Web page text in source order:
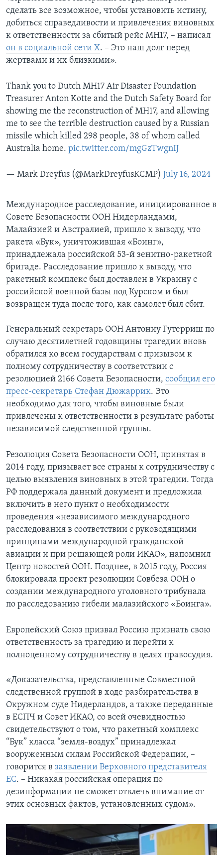
сделать все возможное, чтобы установить истину,
добиться справедливости и привлечения виновных
к ответственности за сбитый рейс МН17, – написал
он в социальной сети Х. – Это наш долг перед
жертвами и их близкими».
Thank you to Dutch MH17 Air Disaster Foundation
Treasurer Anton Kotte and the Dutch Safety Board for
showing me the reconstruction of MH17, and allowing
me to see the terrible destruction caused by a Russian
missile which killed 298 people, 38 of whom called
Australia home. pic.twitter.com/mgGzTwgnIJ
— Mark Dreyfus (@MarkDreyfusKCMP) July 16, 2024
Международное расследование, инициированное в
Совете Безопасности ООН Нидерландами,
Малайзией и Австралией, пришло к выводу, что
ракета «Бук», уничтожившая «Боинг»,
принадлежала российской 53-й зенитно-ракетной
бригаде. Расследование пришло к выводу, что
ракетный комплекс был доставлен в Украину с
российской военной базы под Курском и был
возвращен туда после того, как самолет был сбит.
Генеральный секретарь ООН Антониу Гутерриш по
случаю десятилетней годовщины трагедии вновь
обратился ко всем государствам с призывом к
полному сотрудничеству в соответствии с
резолюцией 2166 Совета Безопасности, сообщил его
пресс-секретарь Стефан Дюжаррик. Это
необходимо для того, чтобы виновные были
привлечены к ответственности в результате работы
независимой следственной группы.
Резолюция Совета Безопасности ООН, принятая в
2014 году, призывает все страны к сотрудничеству с
целью выявления виновных в этой трагедии. Тогда
РФ поддержала данный документ и предложила
включить в него пункт о необходимости
проведения «независимого международного
расследования в соответствии с руководящими
принципами международной гражданской
авиации и при решающей роли ИКАО», напомнил
Центр новостей ООН. Позднее, в 2015 году, Россия
блокировала проект резолюции Совбеза ООН о
создании международного уголовного трибунала
по расследованию гибели малазийского «Боинга».
Европейский Союз призвал Россию признать свою
ответственность за трагедию и перейти к
полноценному сотрудничеству в целях правосудия.
«Доказательства, представленные Совместной
следственной группой в ходе разбирательства в
Окружном суде Нидерландов, а также переданные
в ЕСПЧ и Совет ИКАО, со всей очевидностью
свидетельствуют о том, что ракетный комплекс
“Бук” класса “земля-воздух” принадлежал
вооруженным силам Российской Федерации, –
говорится в заявлении Верховного представителя
ЕС. – Никакая российская операция по
дезинформации не сможет отвлечь внимание от
этих основных фактов, установленных судом».